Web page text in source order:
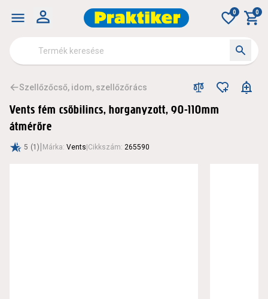
0 0
Szellőzőcső, idom, szellőzőrács
Vents fém csőbilincs, horganyzott, 90-110mm
átmérőre
5 (1)| Márka: Vents Cikkszám: 265590
Vents fém csőbilincs, horganyzott, 90-110mm átmérőre